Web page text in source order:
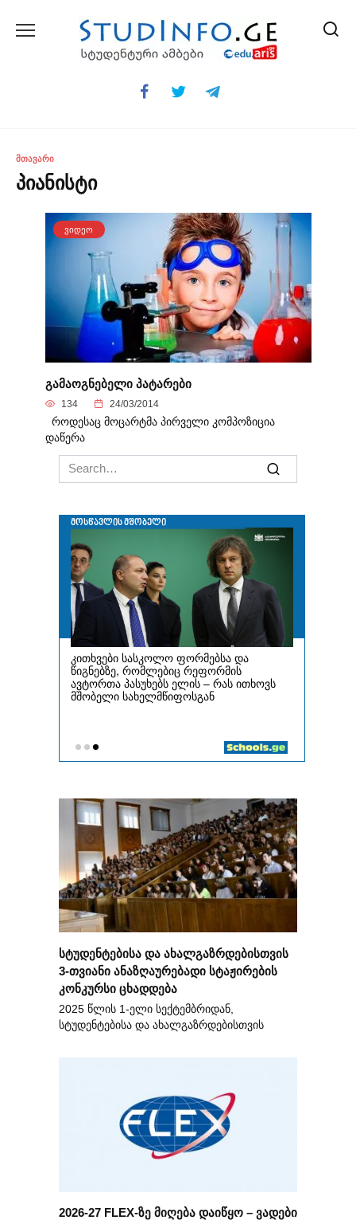
ᲛᲗᲐᲕᲐᲠᲘ
პიანისტი
ᲕᲘᲓᲔᲝ
გამაოგნებელი პატარები
134 24/03/2014
როდესაც მოცარტმა პირველი კომპოზიცია
დაწერა
Search
for:
სტუდენტებისა და ახალგაზრდებისთვის
3-თვიანი ანაზღაურებადი სტაჟირების
კონკურსი ცხადდება
2025 წლის 1-ელი სექტემბრიდან,
სტუდენტებისა და ახალგაზრდებისთვის
2026-27 FLEX-ზე მიღება დაიწყო – ვადები